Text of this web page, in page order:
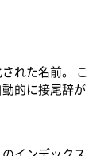
れた名前。 こ
的に接尾辞が